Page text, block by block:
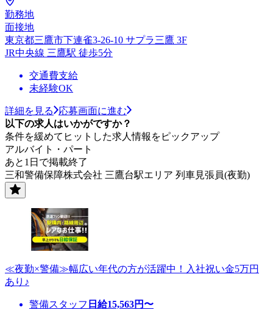
勤務地
面接地
東京都三鷹市下連雀3-26-10 サプラ三鷹 3F
JR中央線 三鷹駅 徒歩5分
交通費支給
未経験OK
詳細を見る
応募画面に進む
以下の求人はいかがですか？
条件を緩めてヒットした求人情報をピックアップ
アルバイト・パート
あと1日で掲載終了
三和警備保障株式会社 三鷹台駅エリア 列車見張員(夜勤)
≪夜勤×警備≫幅広い年代の方が活躍中！入社祝い金5万円
あり♪
警備スタッフ 日給15,563円〜